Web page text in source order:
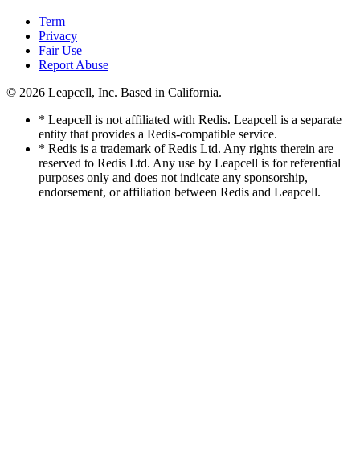
Term
Privacy
Fair Use
Report Abuse
© 2026 Leapcell, Inc. Based in California.
* Leapcell is not affiliated with Redis. Leapcell is a separate
entity that provides a Redis-compatible service.
* Redis is a trademark of Redis Ltd. Any rights therein are
reserved to Redis Ltd. Any use by Leapcell is for referential
purposes only and does not indicate any sponsorship,
endorsement, or affiliation between Redis and Leapcell.